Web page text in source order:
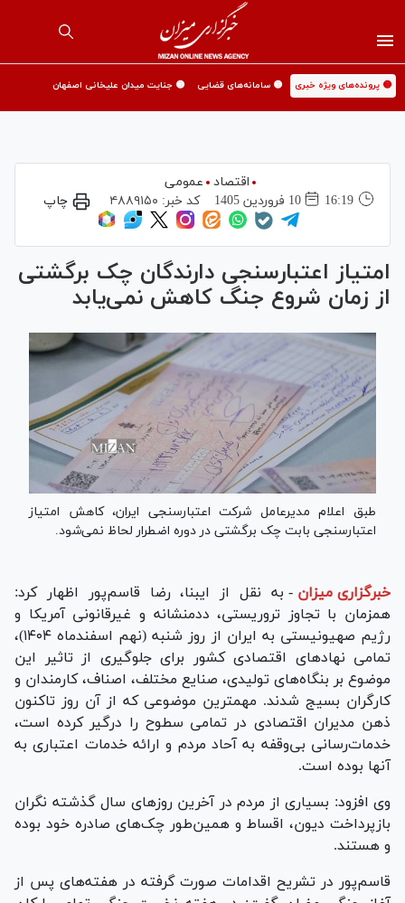
🟡 پرونده‌های ویژه خبری 🟡 سامانه‌های قضایی 🟡 جنایت میدان علیخانی اصفهان
اقتصاد
عمومی
16:19
10 فروردين 1405 کد خبر: ۴۸۸۹۱۵۰ چاپ
امتیاز اعتبارسنجی دارندگان چک برگشتی
از زمان شروع جنگ کاهش نمی‌یابد
طبق اعلام مدیرعامل شرکت اعتبارسنجی ایران، کاهش امتیاز
اعتبارسنجی بابت چک برگشتی در دوره اضطرار لحاظ نمی‌شود.
خبرگزاری میزان - به نقل از ایبنا، رضا قاسم‌پور اظهار کرد:
همزمان با تجاوز تروریستی، ددمنشانه و غیرقانونی آمریکا و
رژیم صهیونیستی به ایران از روز شنبه (نهم اسفندماه ۱۴۰۴)،
تمامی نهاد‌های اقتصادی کشور برای جلوگیری از تاثیر این
موضوع بر بنگاه‌های تولیدی، صنایع مختلف، اصناف، کارمندان و
کارگران بسیج شدند. مهمترین موضوعی که از آن روز تاکنون
ذهن مدیران اقتصادی در تمامی سطوح را درگیر کرده است،
خدمات‌رسانی بی‌وقفه به آحاد مردم و ارائه خدمات اعتباری به
آنها بوده است.
وی افزود: بسیاری از مردم در آخرین روز‌های سال گذشته نگران
بازپرداخت دیون، اقساط و همین‌طور چک‌های صادره خود بوده
و هستند.
قاسم‌پور در تشریح اقدامات صورت گرفته در هفته‌های پس از